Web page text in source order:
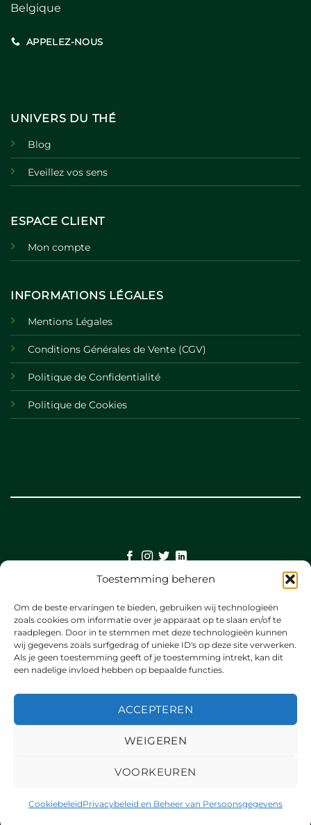
Toestemming beheren
Om de beste ervaringen te bieden, gebruiken wij technologieën
zoals cookies om informatie over je apparaat op te slaan en/of te
raadplegen. Door in te stemmen met deze technologieën kunnen
wij gegevens zoals surfgedrag of unieke ID's op deze site verwerken.
Als je geen toestemming geeft of je toestemming intrekt, kan dit
een nadelige invloed hebben op bepaalde functies.
ACCEPTEREN
WEIGEREN
VOORKEUREN
CookiebeleidPrivacybeleid en Beheer van Persoonsgegevens
Belgique
APPELEZ-NOUS
UNIVERS DU THÉ
Blog
Eveillez vos sens
ESPACE CLIENT
Mon compte
INFORMATIONS LÉGALES
Mentions Légales
Conditions Générales de Vente (CGV)
Politique de Confidentialité
Politique de Cookies
2026 UX Themes
TERMS
PRIVACY
COOKIES